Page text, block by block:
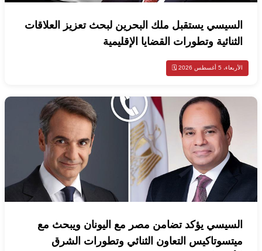
السيسي يستقبل ملك البحرين لبحث تعزيز العلاقات
الثنائية وتطورات القضايا الإقليمية
الأربعاء، 5 أغسطس 2026 🗓️
السيسي يؤكد تضامن مصر مع اليونان ويبحث مع
ميتسوتاكيس التعاون الثنائي وتطورات الشرق